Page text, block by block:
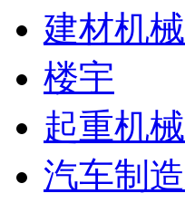
建材机械
楼宇
起重机械
汽车制造